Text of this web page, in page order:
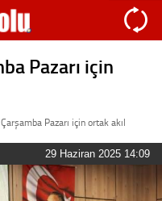
Pazarı için
Pazarı için ortak akıl
29 Haziran 2025 14:09